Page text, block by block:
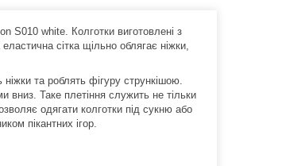
S010 white. Колготки виготовлені з
сітка щільно облягає ніжки,
та роблять фігуру стрункішою.
вниз. Таке плетіння служить не тільки
одягати колготки під сукню або
пікантних ігор.